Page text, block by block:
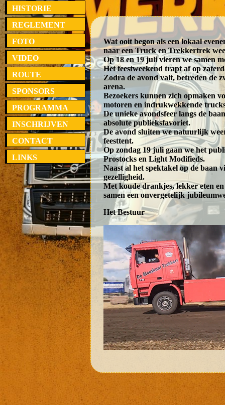
HISTORIE
REGLEMENT
FOTO
VIDEO
ROUTE
SPONSORS
PROGRAMMA
INSCHRIJVEN
CONTACT
LINKS
Wat ooit begon als een lokaal
naar een Truck en Trekkertrek
Op 18 en 19 juli vieren we samen
Het feestweekend trapt af op
Zodra de avond valt, betreden de
arena.
Bezoekers kunnen zich opmaken
motoren en indrukwekkende
De unieke avondsfeer langs de
absolute publieksfavoriet.
De avond sluiten we natuurlijk
feesttent.
Op zondag 19 juli gaan we het
Prostocks en Light Modifieds.
Naast al het spektakel op de baan
gezelligheid.
Met koude drankjes, lekker eten
samen een onvergetelijk
Het Bestuur